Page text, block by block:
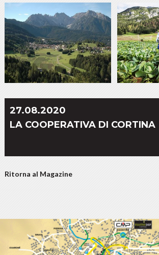
27.08.2020
LA COOPERATIVA DI CORTINA
Ritorna al Magazine